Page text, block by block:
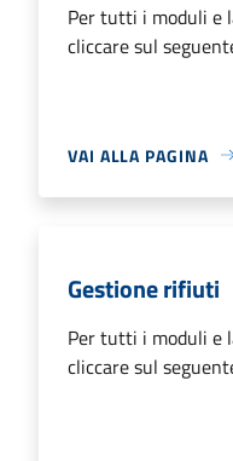
Per tutti i moduli e
cliccare sul
VAI ALLA PAGINA
Gestione rifiuti
Per tutti i moduli e
cliccare sul